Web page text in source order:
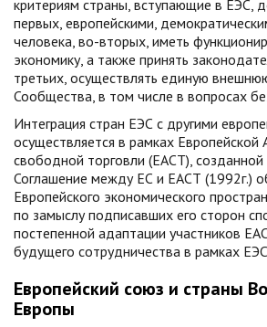
критериям страны, вступающие в ЕЭС,
первых, европейскими,
человека, во-вторых, иметь
экономику, а также принять
третьих, осуществлять единую
Сообщества, в том числе в вопросах
Интеграция стран ЕЭС с другими
осуществляется в рамках Европейской
свободной торговли (ЕАСТ), созданной
Соглашение между ЕС и ЕАСТ (1992г.)
Европейского экономического
по замыслу подписавших его сторон
постепенной адаптации участников
будущего сотрудничества в рамках
Европейский союз и страны
Европы